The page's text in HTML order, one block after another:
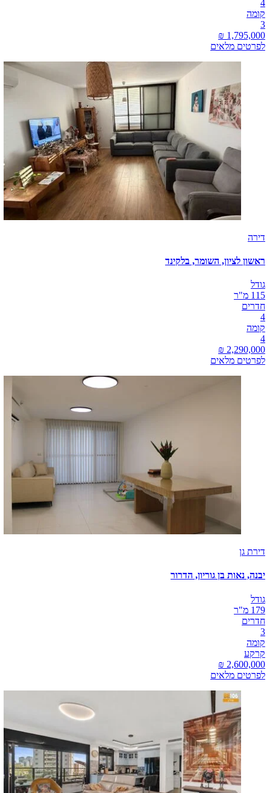
4
קומה
3
לפרטים מלאים
דירה
ראשון לציון, השומר, בלקינד
גודל
115 מ"ר
חדרים
4
קומה
4
לפרטים מלאים
דירת גן
יבנה, נאות בן גוריון, הדרור
גודל
179 מ"ר
חדרים
3
קומה
קרקע
לפרטים מלאים